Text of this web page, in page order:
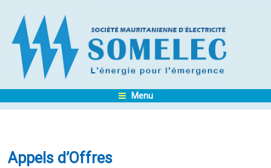
Menu
Appels d’Offres